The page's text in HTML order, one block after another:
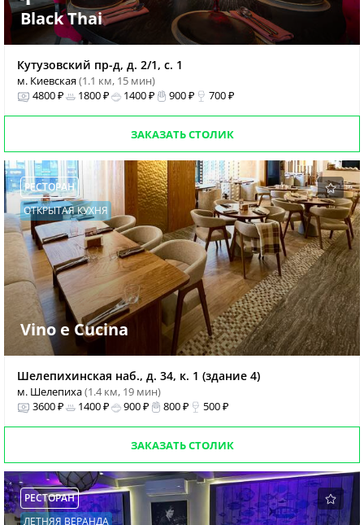
Black Thai
Кутузовский пр-д, д. 2/1, с. 1
м. Киевская(1.1 км, 15 мин)
4800 ₽
1800 ₽ 1400 ₽ 900 ₽ 700 ₽
ЗАКАЗАТЬ СТОЛИК
РЕСТОРАН
ОТКРЫТАЯ КУХНЯ
Vino e Cucina
Шелепихинская наб., д. 34, к. 1 (здание 4)
м. Шелепиха(1.4 км, 19 мин)
3600 ₽
1400 ₽ 900 ₽ 800 ₽ 500 ₽
ЗАКАЗАТЬ СТОЛИК
РЕСТОРАН
ЛЕТНЯЯ ВЕРАНДА